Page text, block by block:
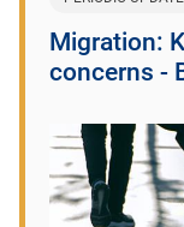
Migration:
concerns -